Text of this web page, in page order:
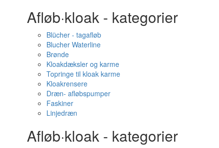
Afløb·kloak - kategorier
Blücher - tagafløb
Blucher Waterline
Brønde
Kloakdæksler og karme
Topringe til kloak karme
Kloakrensere
Dræn- afløbspumper
Faskiner
Linjedræn
Afløb·kloak - kategorier